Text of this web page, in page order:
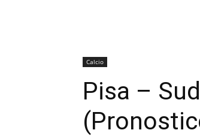
Calcio
Pisa –